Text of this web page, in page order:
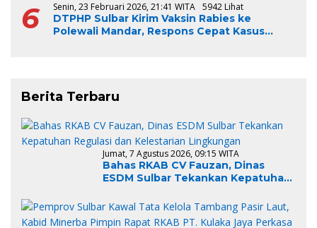
6 Senin, 23 Februari 2026, 21:41 WITA 5942 Lihat
DTPHP Sulbar Kirim Vaksin Rabies ke
Polewali Mandar, Respons Cepat Kasus
Berita Terbaru
Jumat, 7 Agustus 2026, 09:15 WITA
Bahas RKAB CV Fauzan, Dinas
ESDM Sulbar Tekankan Kepatuhan
Lingkungan